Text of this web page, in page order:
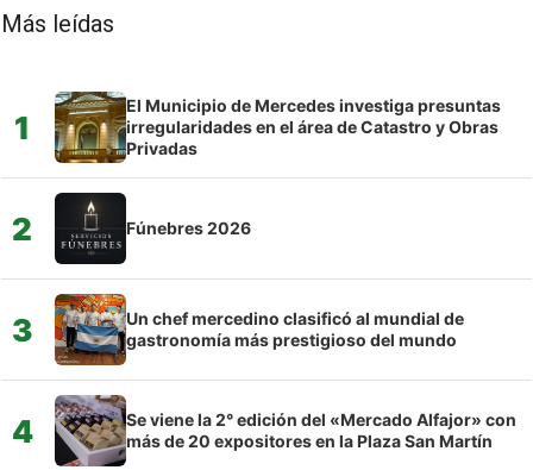
Más leídas
1
El Municipio de Mercedes investiga presuntas
irregularidades en el área de Catastro y Obras
Privadas
2 Fúnebres 2026
3
Un chef mercedino clasificó al mundial de
gastronomía más prestigioso del mundo
4
Se viene la 2° edición del «Mercado Alfajor» con
más de 20 expositores en la Plaza San Martín